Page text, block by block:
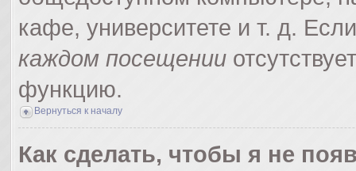
кафе, университете и т. д.
каждом посещении
функцию.
Вернуться к началу
Как сделать, чтобы я не